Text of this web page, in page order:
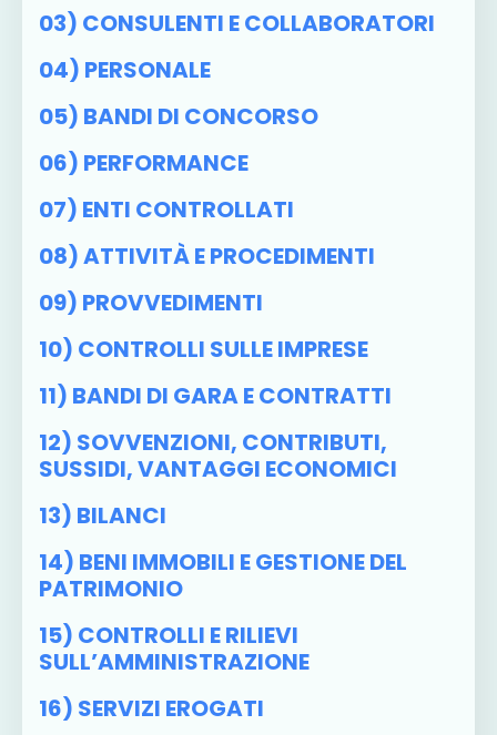
03) CONSULENTI E COLLABORATORI
04) PERSONALE
05) BANDI DI CONCORSO
06) PERFORMANCE
07) ENTI CONTROLLATI
08) ATTIVITÀ E PROCEDIMENTI
09) PROVVEDIMENTI
10) CONTROLLI SULLE IMPRESE
11) BANDI DI GARA E CONTRATTI
12) SOVVENZIONI, CONTRIBUTI,
SUSSIDI, VANTAGGI ECONOMICI
13) BILANCI
14) BENI IMMOBILI E GESTIONE DEL
PATRIMONIO
15) CONTROLLI E RILIEVI
SULL’AMMINISTRAZIONE
16) SERVIZI EROGATI